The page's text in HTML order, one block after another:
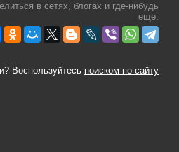
в сетях, блогах и где-нибудь
еще:
Воспользуйтесь поиском по сайту